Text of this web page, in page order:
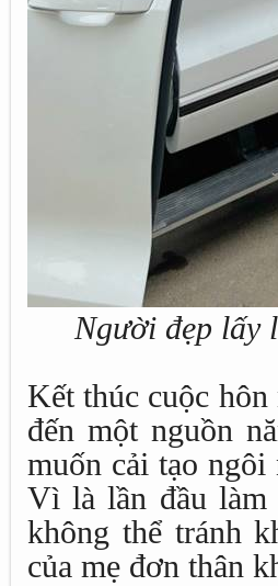
Người đẹp lấy
Kết thúc cuộc
đến một nguồn
muốn cải tạo
Vì là lần đầu làm
không thể tránh
của mẹ đơn thân